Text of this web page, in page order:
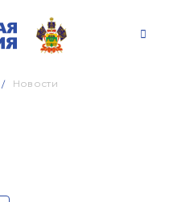
Новости